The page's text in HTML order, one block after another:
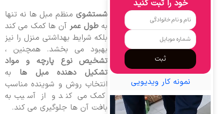
شستشویمنظم مبل ها نه تنها
به طول عمرآن ها کمک می کند
بلکه شرایط بهداشتی منزل را نیز
بهبود می بخشد. همچنین ،
تشخیص نوع پارچه و مواد
تشکیل دهنده مبل هابه
انتخاب روش و شوینده مناسب
کمک می کند و از آسیب به
بافت آن ها جلوگیری می کند.
خود را ثبت کنید
ثبت
نمونه کار ویدیویی